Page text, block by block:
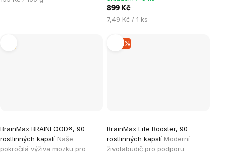
899 Kč
Měrná
7,49 Kč / 1 ks
BrainMax BRAINFOOD®, 90
rostlinných kapslí Naše
pokročilá výživa mozku pro
–10 %
BrainMax Life Booster, 90
rostlinných kapslí Moderní
životabudič pro podporu